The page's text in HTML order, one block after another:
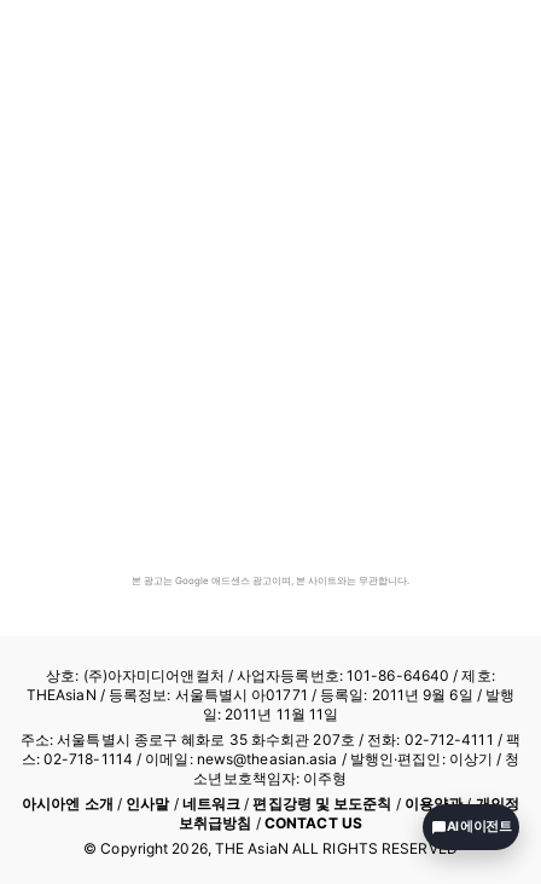
본 광고는 Google 애드센스 광고이며, 본 사이트와는 무관합니다.
상호: (주)아자미디어앤컬처 /사업자등록번호: 101-86-64640 / 제호:
THEAsiaN / 등록정보: 서울특별시 아01771 / 등록일: 2011년 9월 6일 / 발행
일: 2011년 11월 11일
주소: 서울특별시 종로구 혜화로 35 화수회관 207호 / 전화: 02-712-4111 / 팩
스: 02-718-1114 / 이메일: news@theasian.asia / 발행인·편집인: 이상기 / 청
소년보호책임자: 이주형
아시아엔 소개 / 인사말/ 네트워크 /편집강령 및 보도준칙 / 이용약관/개인정
보취급방침 / CONTACT US
© Copyright 2026, THE AsiaN ALL RIGHTS RESERVED
AI 에이전트